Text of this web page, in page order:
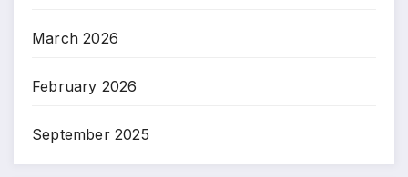
March 2026
February 2026
September 2025